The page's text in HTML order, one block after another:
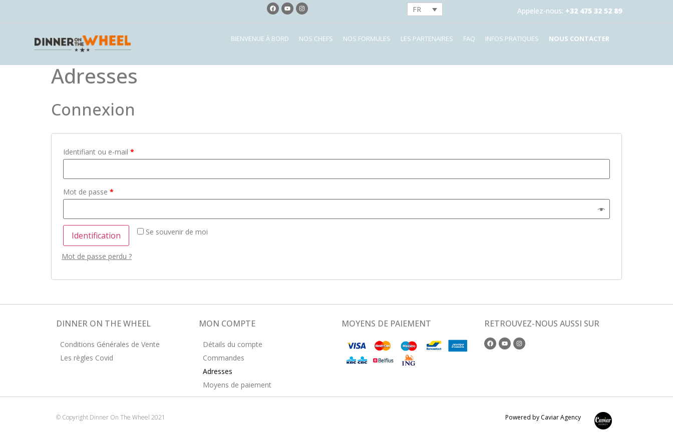
FR Appelez-nous: +32 475 32 52 89
BIENVENUE À BORD NOS CHEFS NOS FORMULES LES PARTENAIRES FAQ INFOS PRATIQUES NOUS CONTACTER
Adresses
Connexion
Identifiant ou e-mail *
Mot de passe *
Se souvenir de moi
Identification
Mot de passe perdu ?
DINNER ON THE WHEEL
Conditions Générales de Vente
Les règles Covid
MON COMPTE
Détails du compte
Commandes
Adresses
Moyens de paiement
MOYENS DE PAIEMENT RETROUVEZ-NOUS AUSSI SUR
© Copyright Dinner On The Wheel 2021 Powered by Caviar Agency